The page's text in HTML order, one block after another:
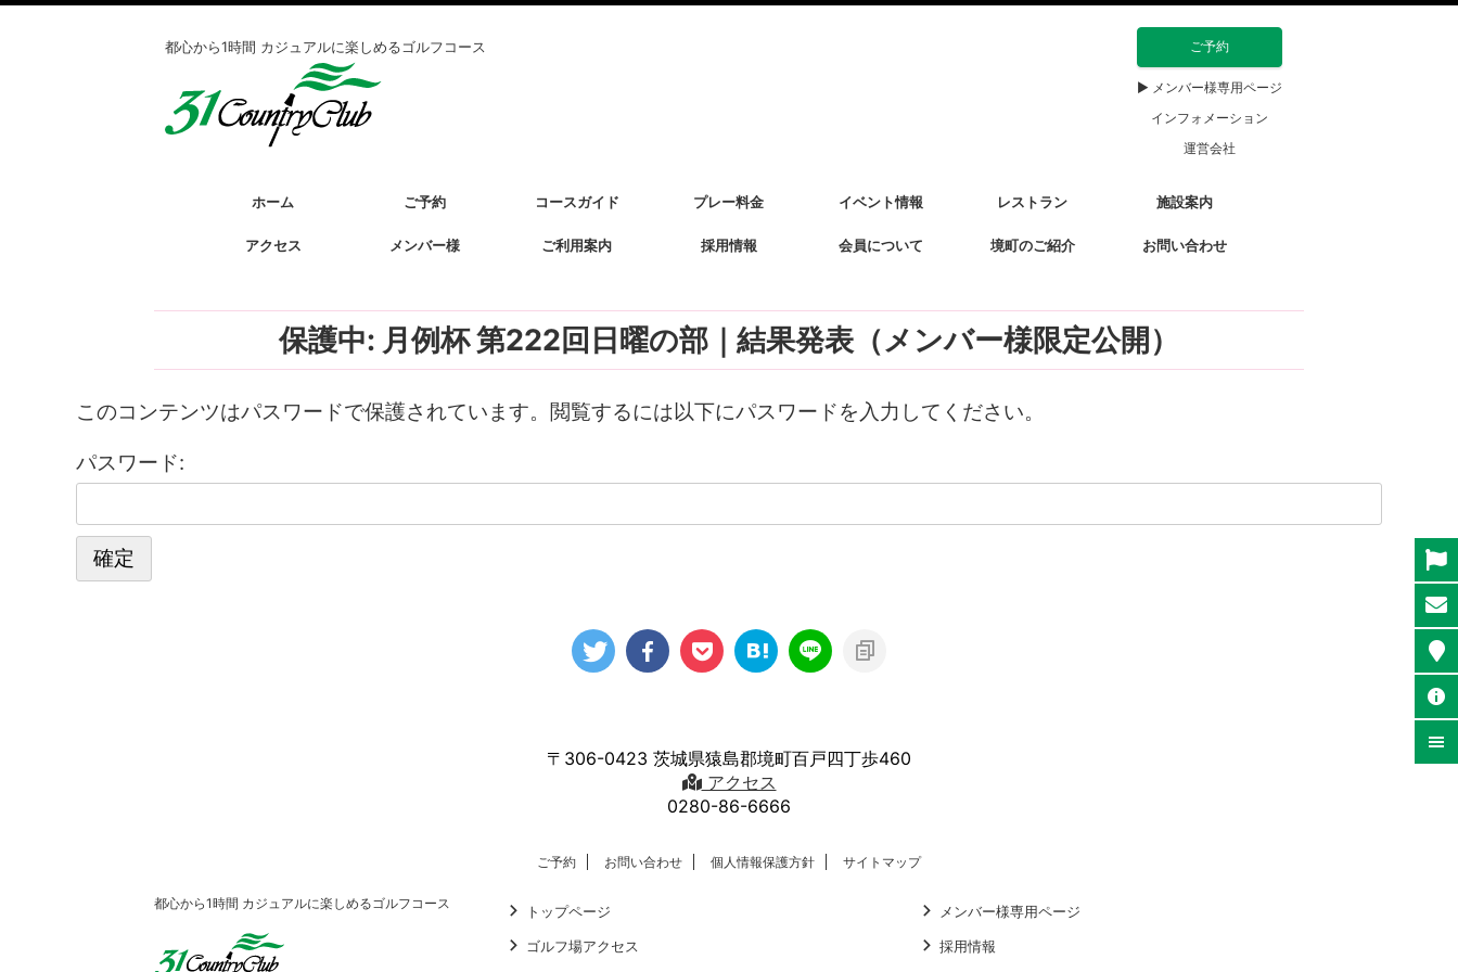
都心から1時間 カジュアルに楽しめるゴルフコース ご予約
▶ メンバー様専用ページ
インフォメーション
運営会社
ホーム ご予約 コースガイド プレー料金 イベント情報 レストラン 施設案内
アクセス メンバー様 ご利用案内 採用情報 会員について 境町のご紹介 お問い合わせ
保護中: 月例杯 第222回日曜の部｜結果発表（メンバー様限定公開）
このコンテンツはパスワードで保護されています。閲覧するには以下にパスワードを入力してください。
パスワード:
〒306-0423 茨城県猿島郡境町百戸四丁歩460
アクセス
0280-86-6666
ご予約 お問い合わせ 個人情報保護方針 サイトマップ
トップページ
ゴルフ場アクセス
メンバー様専用ページ
採用情報
都心から1時間 カジュアルに楽しめるゴルフコース